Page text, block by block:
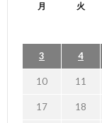
月 火
3 4
10 11
17 18